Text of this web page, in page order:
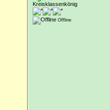
Kreisklassenkönig
Offline